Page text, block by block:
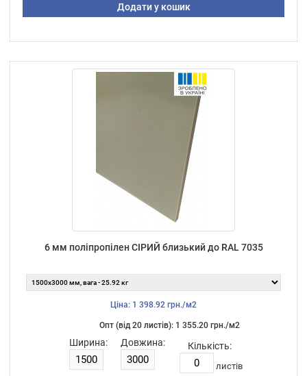
Додати у кошик
6 мм поліпропілен СІРИЙ близький до RAL 7035
Ціна: 1 398.92 грн./м2
Опт (від 20 листiв): 1 355.20 грн./м2
Ширина: Довжина: Кількість:
листiв